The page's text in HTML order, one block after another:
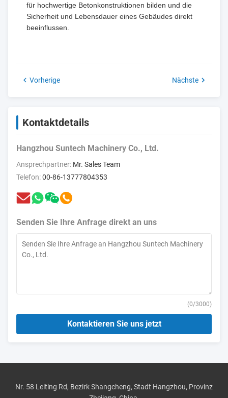
für hochwertige Betonkonstruktionen bilden und die
Sicherheit und Lebensdauer eines Gebäudes direkt
beeinflussen.
Vorherige Nächste
Kontaktdetails
Hangzhou Suntech Machinery Co., Ltd.
Ansprechpartner: Mr. Sales Team
Telefon:00-86-13777804353
Senden Sie Ihre Anfrage direkt an uns
(0/3000)
Kontaktieren Sie uns jetzt
Nr. 58 Leiting Rd, Bezirk Shangcheng, Stadt Hangzhou, Provinz